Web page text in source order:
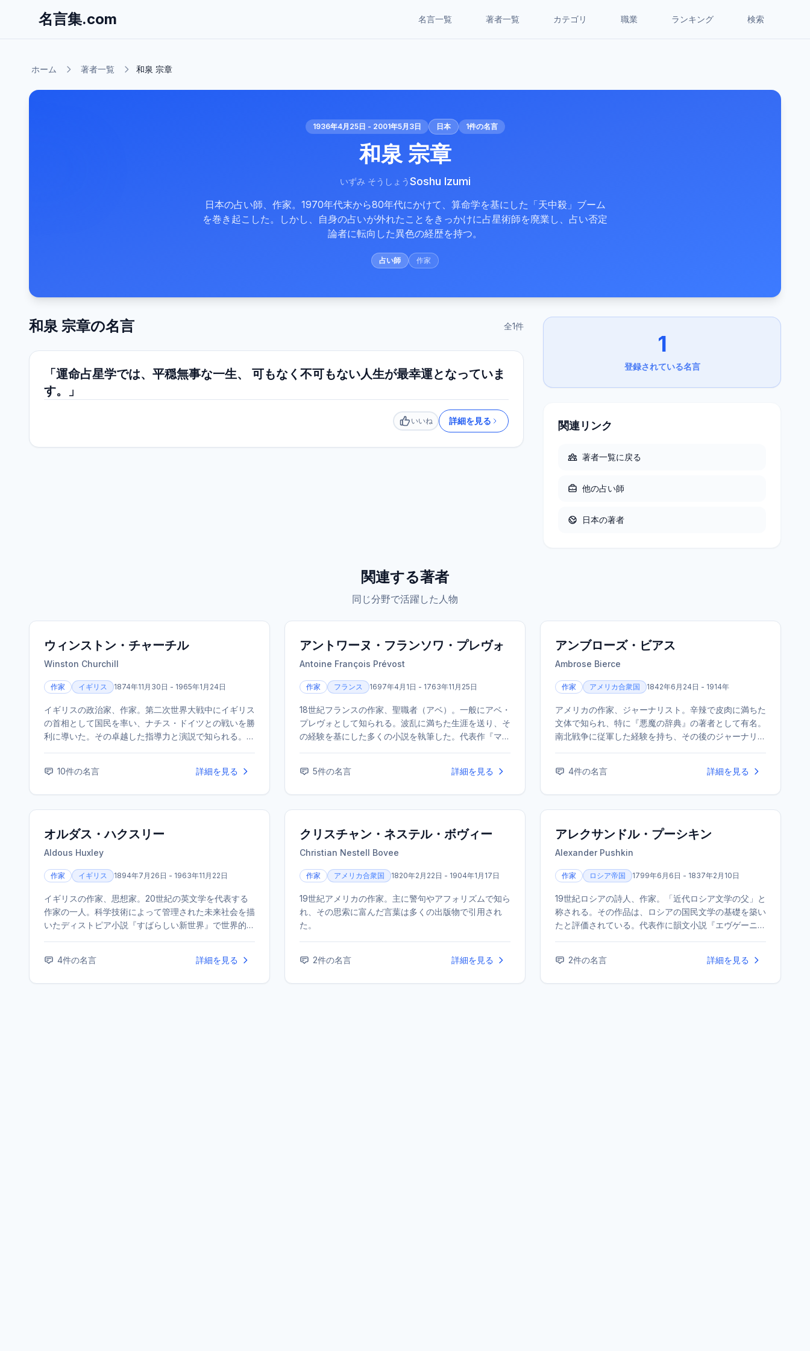
名言集.com 名言一覧 著者一覧 カテゴリ 職業 ランキング 検索
ホーム 著者一覧 和泉 宗章
1936年4月25日 - 2001年5月3日 日本 1件の名言
和泉 宗章
いずみ そうしょうSoshu Izumi
日本の占い師、作家。1970年代末から80年代にかけて、算命学を基にした「天中殺」ブーム
を巻き起こした。しかし、自身の占いが外れたことをきっかけに占星術師を廃業し、占い否定
論者に転向した異色の経歴を持つ。
占い師 作家
和泉 宗章の名言 全1件
「運命占星学では、平穏無事な一生、 可もなく不可もない人生が最幸運となっていま
す。」
いいね
いいね 詳細を見る
1
登録されている名言
関連リンク
著者一覧に戻る
他の占い師
日本の著者
関連する著者
同じ分野で活躍した人物
ウィンストン・チャーチル
Winston Churchill
作家 イギリス 1874年11月30日 - 1965年1月24日
イギリスの政治家、作家。第二次世界大戦中にイギリス
の首相として国民を率い、ナチス・ドイツとの戦いを勝
利に導いた。その卓越した指導力と演説で知られる。ま
10件の名言 詳細を見る
アントワーヌ・フランソワ・プレヴォ
Antoine François Prévost
作家 フランス 1697年4月1日 - 1763年11月25日
18世紀フランスの作家、聖職者（アベ）。一般にアベ・
プレヴォとして知られる。波乱に満ちた生涯を送り、そ
の経験を基にした多くの小説を執筆した。代表作『マノ
5件の名言 詳細を見る
アンブローズ・ビアス
Ambrose Bierce
作家 アメリカ合衆国 1842年6月24日 - 1914年
アメリカの作家、ジャーナリスト。辛辣で皮肉に満ちた
文体で知られ、特に『悪魔の辞典』の著者として有名。
南北戦争に従軍した経験を持ち、その後のジャーナリス
4件の名言 詳細を見る
オルダス・ハクスリー
Aldous Huxley
作家 イギリス 1894年7月26日 - 1963年11月22日
イギリスの作家、思想家。20世紀の英文学を代表する
作家の一人。科学技術によって管理された未来社会を描
いたディストピア小説『すばらしい新世界』で世界的に
4件の名言 詳細を見る
クリスチャン・ネステル・ボヴィー
Christian Nestell Bovee
作家 アメリカ合衆国 1820年2月22日 - 1904年1月17日
19世紀アメリカの作家。主に警句やアフォリズムで知ら
れ、その思索に富んだ言葉は多くの出版物で引用され
た。
2件の名言 詳細を見る
アレクサンドル・プーシキン
Alexander Pushkin
作家 ロシア帝国 1799年6月6日 - 1837年2月10日
19世紀ロシアの詩人、作家。「近代ロシア文学の父」と
称される。その作品は、ロシアの国民文学の基礎を築い
たと評価されている。代表作に韻文小説『エヴゲーニ
2件の名言 詳細を見る